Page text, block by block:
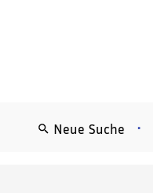
Neue Suche •